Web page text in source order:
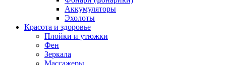
Аккумуляторы
Эхолоты
Красота и здоровье
Плойки и утюжки
Фен
Зеркала
Массажеры